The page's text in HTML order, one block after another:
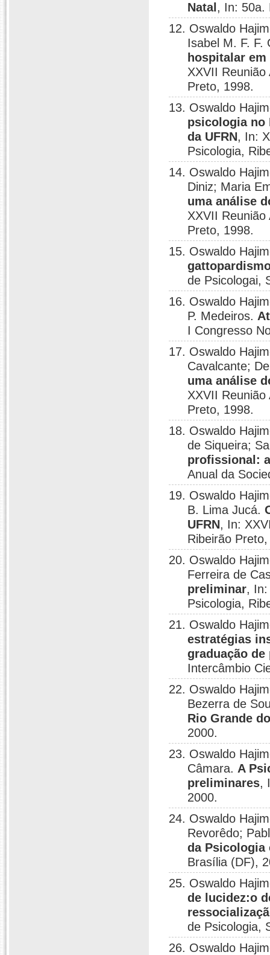
Natal , In: 50a.
12. Oswaldo
Isabel M. F. F.
hospitalar
XXVII
Preto, 1998.
13. Oswaldo
psicologia no
da UFRN, In:
Psicologia,
14. Oswaldo
Diniz; Maria
uma análise
XXVII
Preto, 1998.
15. Oswaldo
de Psicologai,
16. Oswaldo
P. Medeiros.
I Congresso
17. Oswaldo
Cavalcante;
uma análise
XXVII
Preto, 1998.
18. Oswaldo
de Siqueira;
profissional:
Anual da
19. Oswaldo
B. Lima Jucá.
UFRN, In:
Ribeirão
20. Oswaldo
Ferreira de
preliminar, In:
Psicologia,
21. Oswaldo
estratégias
graduação
Intercâmbio
22. Oswaldo
Bezerra de
Rio Grande
2000.
23. Oswaldo
Câmara. A
preliminares,
2000.
24. Oswaldo
Revorêdo;
da Psicologia
Brasília (DF),
25. Oswaldo
de lucidez:o
de Psicologia,
26. Oswaldo